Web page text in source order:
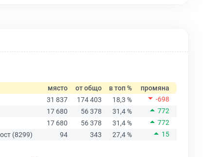
място от общо в топ %
промяна
31 837
174 403 18,3 %
-698
17 680
56 378 31,4 %
772
17 680
56 378 31,4 %
772
(8299)
94 343 27,4 % 15